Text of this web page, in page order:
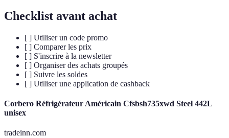
Checklist avant achat
[ ] Utiliser un code promo
[ ] Comparer les prix
[ ] S'inscrire à la newsletter
[ ] Organiser des achats groupés
[ ] Suivre les soldes
[ ] Utiliser une application de cashback
Corbero Réfrigérateur Américain Cfsbsh735xwd Steel 442L
unisex
tradeinn.com